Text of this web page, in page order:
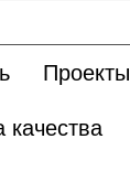
Проекты
качества